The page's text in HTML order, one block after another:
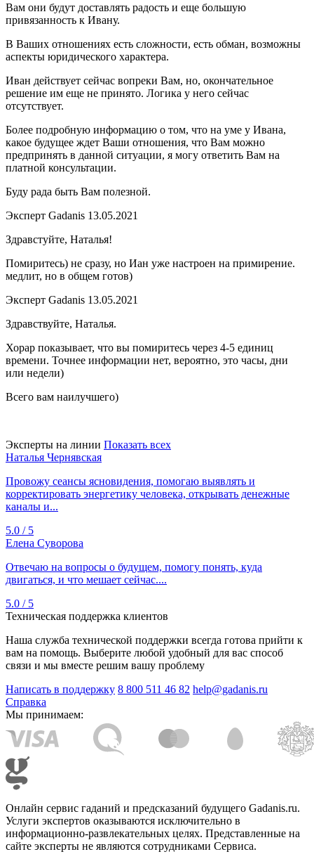
Вам они будут доставлять радость и еще большую
привязанность к Ивану.
В Ваших отношениях есть сложности, есть обман, возможны
аспекты юридического характера.
Иван действует сейчас вопреки Вам, но, окончательное
решение им еще не принято. Логика у него сейчас
отсутствует.
Более подробную информацию о том, что на уме у Ивана,
какое будущее ждет Ваши отношения, что Вам можно
предпринять в данной ситуации, я могу ответить Вам на
платной консультации.
Буду рада быть Вам полезной.
Эксперт Gadanis 13.05.2021
Здравстуйте, Наталья!
Помиритесь) не сразу, но Иан уже настроен на примирение.
медлит, но в общем готов)
Эксперт Gadanis 13.05.2021
Здравствуйте, Наталья.
Хорар показывает, что вы помиритесь через 4-5 единиц
времени. Точнее информации нет, вероятно, это часы, дни
или недели)
Всего вам наилучшего)
Эксперты на линии Показать всех
Наталья Чернявская
Провожу сеансы ясновидения, помогаю выявлять и
корректировать энергетику человека, открывать денежные
каналы и...
5.0 / 5
Елена Суворова
Отвечаю на вопросы о будущем, помогу понять, куда
двигаться, и что мешает сейчас....
5.0 / 5
Техническая поддержка клиентов
Наша служба технической поддержки всегда готова прийти к
вам на помощь. Выберите любой удобный для вас способ
связи и мы вместе решим вашу проблему
Написать в поддержку 8 800 511 46 82 help@gadanis.ru
Справка
Мы принимаем:
Онлайн сервис гаданий и предсказаний будущего Gadanis.ru.
Услуги экспертов оказываются исключительно в
информационно-развлекательных целях. Представленные на
сайте эксперты не являются сотрудниками Сервиса.